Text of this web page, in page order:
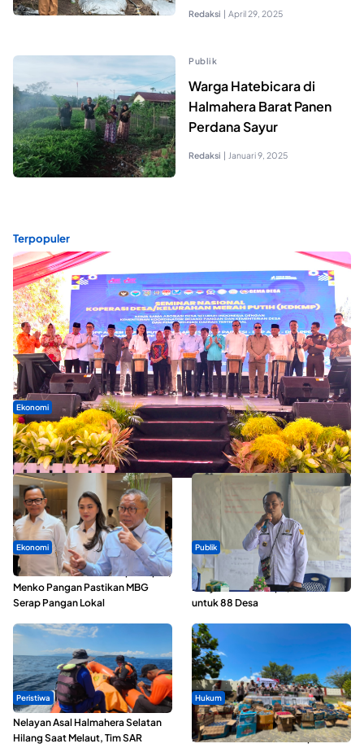
Redaksi | April 29, 2025
Publik
Warga Hatebicara di
Halmahera Barat Panen
Perdana Sayur
Redaksi | Januari 9, 2025
Terpopuler
Ekonomi
Seminar di Ternate, Mendes Perkuat Sinergi Percepatan
Kopdes Merah Putih
Ekonomi
SPPG di Maluku Utara Dipercepat,
Menko Pangan Pastikan MBG
Serap Pangan Lokal
Publik
ABDESI Morotai Apresiasi
Penyaluran ADD Rp3,13 Miliar
untuk 88 Desa
Peristiwa
Nelayan Asal Halmahera Selatan
Hilang Saat Melaut, Tim SAR
Hukum
Polda Maluku Utara Musnahkan
Ribuan Liter Miras Hasil Operasi